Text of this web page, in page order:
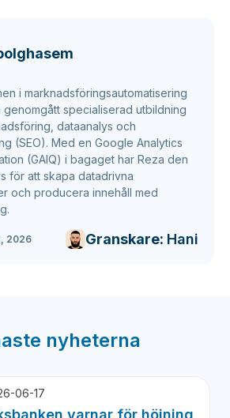
i marknadsföringsautomatisering
genomgått specialiserad utbildning
dataanalys och
(SEO). Med en Google Analytics
(GAIQ) i bagaget har Reza den
för att skapa datadrivna
och producera innehåll med
2026 Granskare: Hani
nyheterna
06-17
varnar för höjning